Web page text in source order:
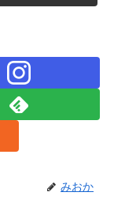
みおか